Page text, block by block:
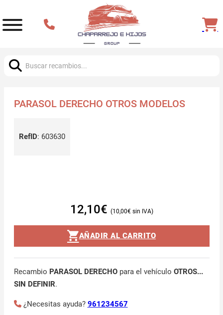
PARASOL DERECHO OTROS MODELOS
RefID: 603630
12,10€ 10,00€
AÑADIR AL CARRITO
Recambio PARASOL DERECHOpara el vehículo OTROS...
SIN DEFINIR.
¿Necesitas ayuda? 961234567